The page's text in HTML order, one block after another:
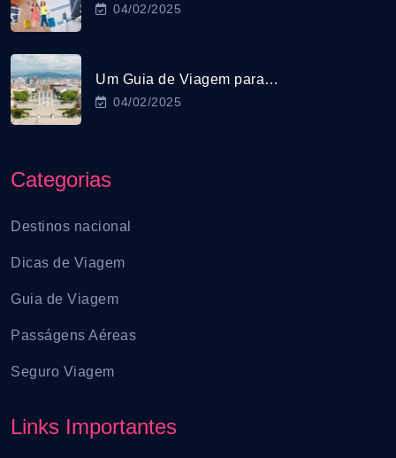
04/02/2025
Um Guia de Viagem para…
04/02/2025
Categorias
Destinos nacional
Dicas de Viagem
Guia de Viagem
Passágens Aéreas
Seguro Viagem
Links Importantes